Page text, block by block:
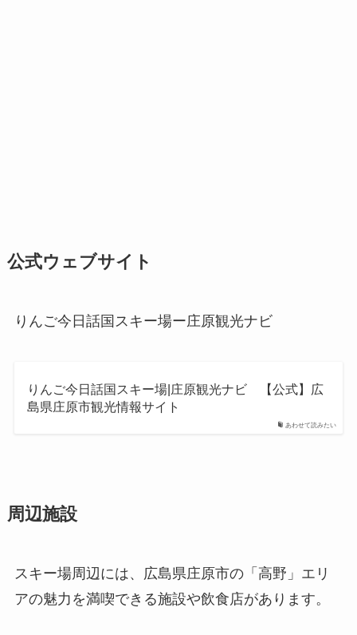
公式ウェブサイト
りんご今日話国スキー場ー庄原観光ナビ
あわせて読みたい
りんご今日話国スキー場|庄原観光ナビ 【公式】広
島県庄原市観光情報サイト
周辺施設
スキー場周辺には、広島県庄原市の「高野」エリ
アの魅力を満喫できる施設や飲食店があります。